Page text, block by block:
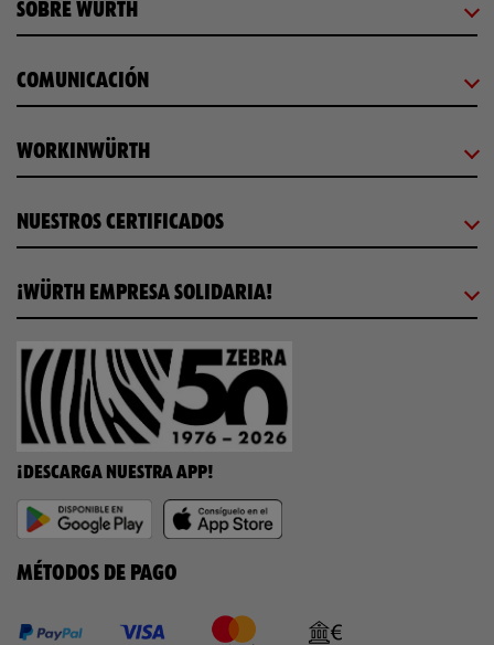
SOBRE WÜRTH
COMUNICACIÓN
WORKINWÜRTH
NUESTROS CERTIFICADOS
¡WÜRTH EMPRESA SOLIDARIA!
¡DESCARGA NUESTRA APP!
MÉTODOS DE PAGO